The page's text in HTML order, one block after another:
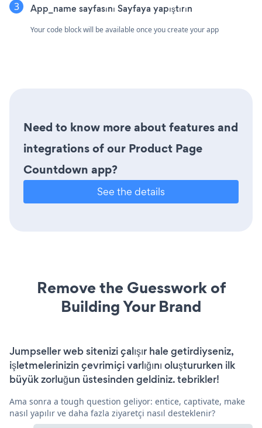
App_name sayfasını Sayfaya yapıştırın
Your code block will be available once you create your app
Need to know more about features and
integrations of our Product Page
Countdown app?
See the details
Remove the Guesswork of
Building Your Brand
Jumpseller web sitenizi çalışır hale getirdiyseniz,
işletmelerinizin çevrimiçi varlığını oluştururken ilk
büyük zorluğun üstesinden geldiniz. tebrikler!
Ama sonra a tough question geliyor: entice, captivate, make
nasıl yapılır ve daha fazla ziyaretçi nasıl desteklenir?